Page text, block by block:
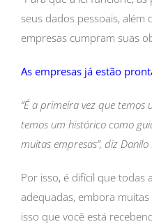
seus dados pessoais, além
empresas cumpram suas
As empresas já estão
“É a primeira vez que temos
temos um histórico como
muitas empresas”, diz Danilo
Por isso, é difícil que todas
adequadas, embora
isso que você está